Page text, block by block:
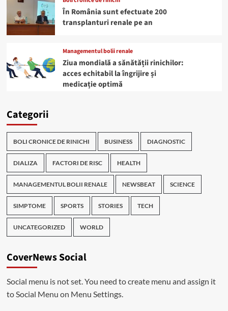
În România sunt efectuate 200
transplanturi renale pe an
Managementul bolii renale
Ziua mondială a sănătății rinichilor:
acces echitabil la îngrijire și
medicație optimă
Categorii
BOLI CRONICE DE RINICHI BUSINESS DIAGNOSTIC
DIALIZA FACTORI DE RISC HEALTH
MANAGEMENTUL BOLII RENALE NEWSBEAT SCIENCE
SIMPTOME SPORTS STORIES TECH
UNCATEGORIZED WORLD
CoverNews Social
Social menu is not set. You need to create menu and assign it
to Social Menu on Menu Settings.